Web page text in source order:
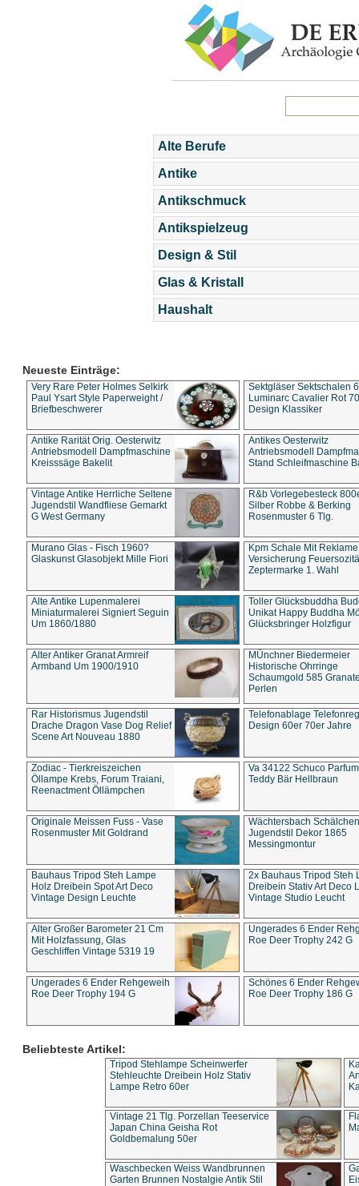
Alte Berufe
Antike
Antikschmuck
Antikspielzeug
Design & Stil
Glas & Kristall
Haushalt
Neueste Einträge:
Very Rare Peter Holmes Selkirk
Paul Ysart Style Paperweight /
Briefbeschwerer
Sektgläser Sektschalen
Luminarc Cavalier Rot
Design Klassiker
Antike Rarität Orig. Oesterwitz
Antriebsmodell Dampfmaschine
Kreisssäge Bakelit
Antikes Oesterwitz
Antriebsmodell
Stand Schleifmaschine
Vintage Antike Herrliche Seltene
Jugendstil Wandfliese Gemarkt
G West Germany
R&b Vorlegebesteck
Silber Robbe & Berking
Rosenmuster 6 Tlg.
Murano Glas - Fisch 1960?
Glaskunst Glasobjekt Mille Fiori
Kpm Schale Mit Reklame
Versicherung
Zeptermarke 1. Wahl
Alte Antike Lupenmalerei
Miniaturmalerei Signiert Seguin
Um 1860/1880
Toller Glücksbuddha
Unikat Happy Buddha
Glücksbringer Holzfigur
Alter Antiker Granat Armreif
Armband Um 1900/1910
MÜnchner Biedermeier
Historische Ohrringe
Schaumgold 585
Perlen
Rar Historismus Jugendstil
Drache Dragon Vase Dog Relief
Scene Art Nouveau 1880
Telefonablage
Design 60er 70er Jahre
Zodiac - Tierkreiszeichen
Öllampe Krebs, Forum Traiani,
Reenactment Öllämpchen
Va 34122 Schuco
Teddy Bär Hellbraun
Originale Meissen Fuss - Vase
Rosenmuster Mit Goldrand
Wächtersbach Schälchen
Jugendstil Dekor 1865
Messingmontur
Bauhaus Tripod Steh Lampe
Holz Dreibein Spot Art Deco
Vintage Design Leuchte
2x Bauhaus Tripod Steh
Dreibein Stativ Art Deco
Vintage Studio Leucht
Alter Großer Barometer 21 Cm
Mit Holzfassung, Glas
Geschliffen Vintage 5319 19
Ungerades 6 Ender
Roe Deer Trophy 242 G
Ungerades 6 Ender Rehgeweih
Roe Deer Trophy 194 G
Schönes 6 Ender
Roe Deer Trophy 186 G
Beliebteste Artikel:
Tripod Stehlampe Scheinwerfer
Stehleuchte Dreibein Holz Stativ
Lampe Retro 60er
Vintage 21 Tlg. Porzellan Teeservice
Japan China Geisha Rot
Goldbemalung 50er
Waschbecken Weiss Wandbrunnen
Garten Brunnen Nostalgie Antik Stil